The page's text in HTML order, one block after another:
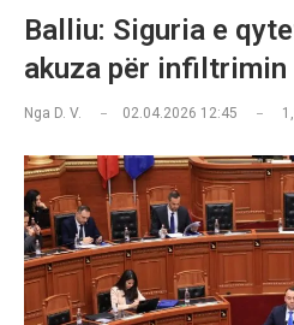
Balliu: Siguria e
akuza për
Nga D. V. 02.04.2026 12:45